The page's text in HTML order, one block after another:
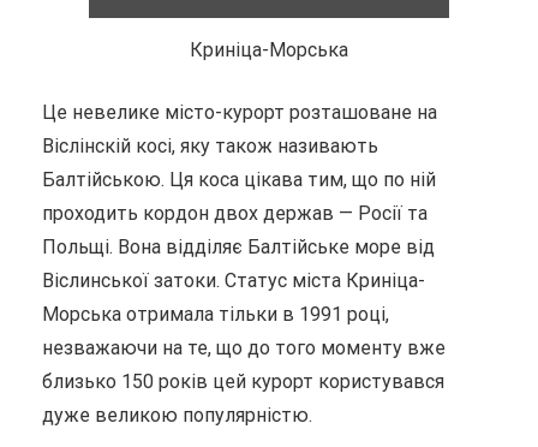
Криніца-Морська
Це невелике місто-курорт розташоване на
Віслінскій косі, яку також називають
Балтійською. Ця коса цікава тим, що по ній
проходить кордон двох держав — Росії та
Польщі. Вона відділяє Балтійське море від
Віслинської затоки. Статус міста Криніца-
Морська отримала тільки в 1991 році,
незважаючи на те, що до того моменту вже
близько 150 років цей курорт користувався
дуже великою популярністю.